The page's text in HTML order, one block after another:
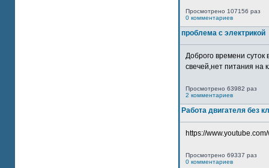
Просмотрено 107156 раз
0 комментариев
проблема с электрикой
Доброго времени суток
свечей,нет питания на
Просмотрено 63982 раз
2 комментариев
Работа двигателя без
https://
Просмотрено 69337 раз
0 комментариев